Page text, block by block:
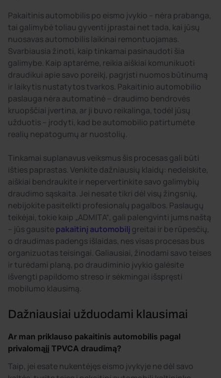
Pakaitinis automobilis po eismo įvykio – nėra prabanga,
tai galimybė toliau gyventi įprastai net tada, kai jūsų
nuosavas automobilis laikinai remontuojamas.
Svarbiausia žinoti, kaip tinkamai pasinaudoti šia
galimybe. Kaip aptarėme, reikia aiškiai komunikuoti
draudikui apie savo poreikį, pagrįsti nuomos būtinumą
ir laikytis nustatytos tvarkos. Pakaitinio automobilio
paslauga nėra automatinė – draudimo bendrovės
kruopščiai įvertina, ar ji buvo reikalinga, todėl jūsų
užduotis – įrodyti, kad be automobilio patirtumėte
realių nepatogumų ar nuostolių.
Tinkamai suplanavus veiksmus šis procesas gali būti
išties paprastas. Venkite dažniausių klaidų: nedelskite,
aiškiai bendraukite ir nepervertinkite savo galimybių
draudimo sąskaita. Jei nesate tikri dėl visų žingsnių,
nebijokite pasitelkti profesionalų pagalbos. Paslaugų
teikėjai, tokie kaip „ADMITA“, gali palengvinti jums naštą
– jūs gausitepakaitinį automobilį greitai ir be rūpesčių,
o draudimas padengs išlaidas, nes visas procesas bus
organizuotas teisingai. Galiausiai, žinodami savo teises
ir turėdami planą, po draudiminio įvykio galėsite
išvengti papildomo streso ir sėkmingai išspręsti
mobilumo klausimą.
Dažniausiai užduodami klausimai
Ar man priklauso pakaitinis automobilis pagal
privalomąjį TPVCA draudimą?
Taip, jei esate nukentėjęs eismo įvykyje ne dėl savo